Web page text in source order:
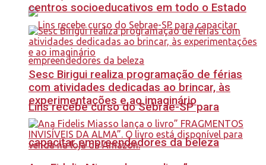
Lins recebe curso do Sebrae-SP para
capacitar empreendedores da beleza
centros socioeducativos em todo o Estado
Sesc Birigui realiza programação de férias
com atividades dedicadas ao brincar, às
experimentações e ao imaginário